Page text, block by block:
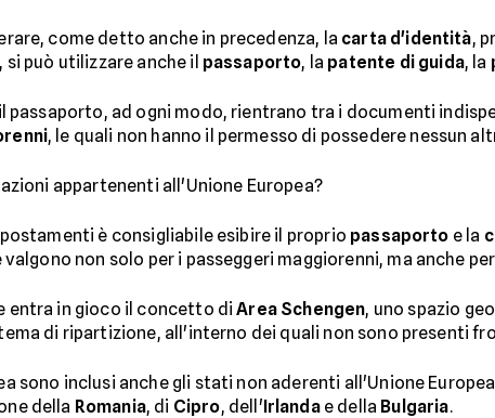
come detto anche in precedenza, la carta d'identità,
può utilizzare anche il passaporto, la patente di guida, la
passaporto, ad ogni modo, rientrano tra i documenti
, le quali non hanno il permesso di possedere nessun
appartenenti all'Unione Europea?
è consigliabile esibire il proprio passaporto e la
non solo per i passeggeri maggiorenni, ma anche
entra in gioco il concetto diArea Schengen, uno spazio
di ripartizione, all'interno dei quali non sono presenti
sono inclusi anche gli stati non aderenti all'Unione
della Romania, di Cipro, dell'Irlandae della Bulgaria.